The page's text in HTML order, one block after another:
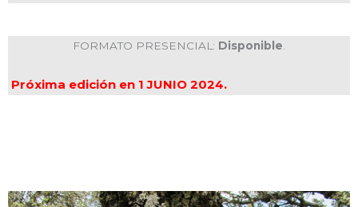
FORMATO PRESENCIAL: Disponible.
Próxima edición en 1 JUNIO 2024.